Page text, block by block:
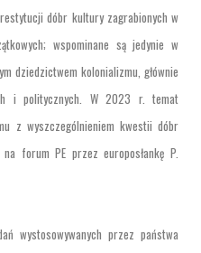
dóbr kultury zagrabionych w
wspominane są jedynie w
dziedzictwem kolonializmu, głównie
i politycznych. W 2023 r. temat
z wyszczególnieniem kwestii dóbr
forum PE przez europosłankę P.
wystosowywanych przez państwa